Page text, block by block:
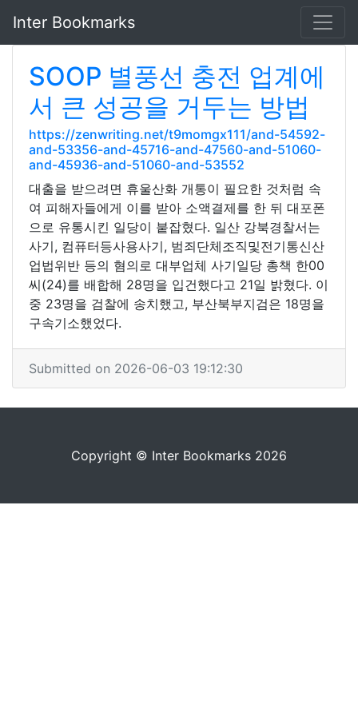
Inter Bookmarks
SOOP 별풍선 충전 업계에
서 큰 성공을 거두는 방법
https://zenwriting.net/t9momgx111/and-54592-
and-53356-and-45716-and-47560-and-51060-
and-45936-and-51060-and-53552
대출을 받으려면 휴울산화 개통이 필요한 것처럼 속
여 피해자들에게 이를 받아 소액결제를 한 뒤 대포폰
으로 유통시킨 일당이 붙잡혔다. 일산 강북경찰서는
사기, 컴퓨터등사용사기, 범죄단체조직및전기통신산
업법위반 등의 혐의로 대부업체 사기일당 총책 한00
씨(24)를 배합해 28명을 입건했다고 21일 밝혔다. 이
중 23명을 검찰에 송치했고, 부산북부지검은 18명을
구속기소했었다.
Submitted on 2026-06-03 19:12:30
Copyright © Inter Bookmarks 2026